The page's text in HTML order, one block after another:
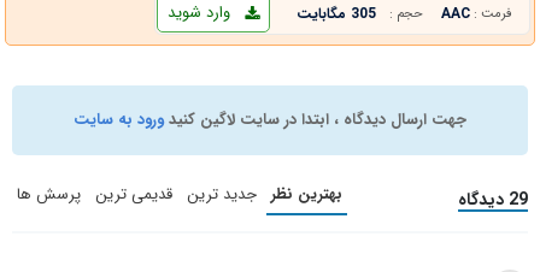
فرمت : AAC حجم : 305 مگابایت وارد شوید
جهت ارسال دیدگاه ، ابتدا در سایت لاگین کنیدورود به سایت
29 دیدگاه بهترین نظر جدید ترین قدیمی ترین پرسش ها